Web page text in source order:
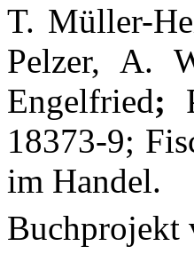
T. Müller-
Pelzer, A.
Engelfried;
18373-9;
im Handel.
Buchprojekt